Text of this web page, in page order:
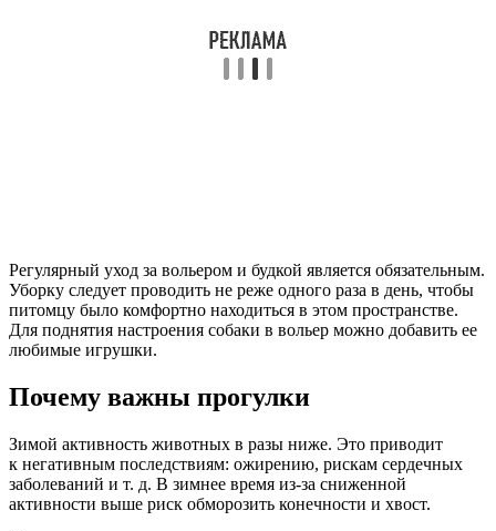
Регулярный уход за вольером и будкой является обязательным.
Уборку следует проводить не реже одного раза в день, чтобы
питомцу было комфортно находиться в этом пространстве.
Для поднятия настроения собаки в вольер можно добавить ее
любимые игрушки.
Почему важны прогулки
Зимой активность животных в разы ниже. Это приводит
к негативным последствиям: ожирению, рискам сердечных
заболеваний и т. д. В зимнее время из-за сниженной
активности выше риск обморозить конечности и хвост.